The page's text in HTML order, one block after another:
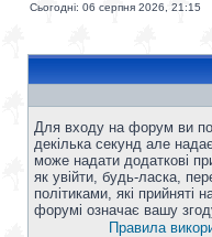
Сьогодні: 06 серпня 2026, 21:15
Для входу на форум ви
декілька секунд але
може надати додаткові
як увійти, будь-ласка,
політиками, які
форумі означає вашу
Правила